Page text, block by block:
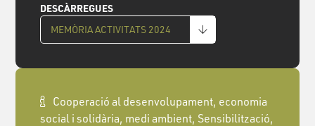
DESCÀRREGUES
MEMÒRIA ACTIVITATS 2024
Cooperació al desenvolupament, economia
social i solidària, medi ambient, Sensibilització,